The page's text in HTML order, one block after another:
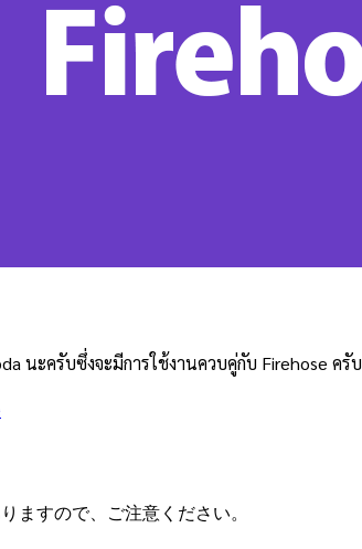
ะครับซึ่งจะมีการใช้งานควบคู่กับ Firehose ครั
ますので、ご注意ください。